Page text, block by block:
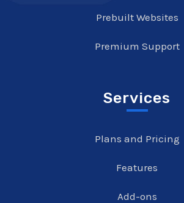
Prebuilt Websites
Premium Support
Services
Plans and Pricing
Features
Add-ons